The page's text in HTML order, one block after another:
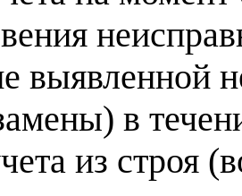
выявленной
в
из строя